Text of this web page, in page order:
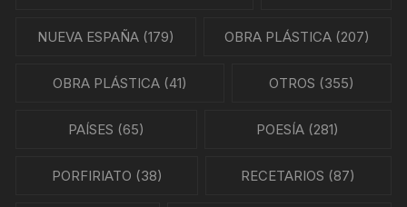
NUEVA ESPAÑA(179) OBRA PLÁSTICA (207)
OBRA PLÁSTICA (41) OTROS (355)
PAÍSES (65) POESÍA (281)
PORFIRIATO (38) RECETARIOS (87)